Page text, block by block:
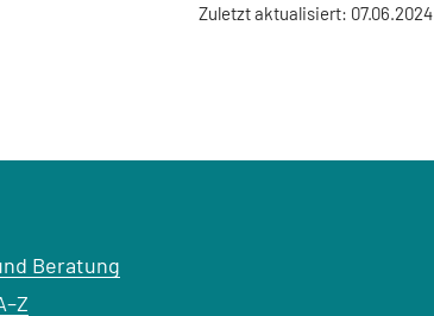
Zuletzt aktualisiert: 07.06.2024
Beratung